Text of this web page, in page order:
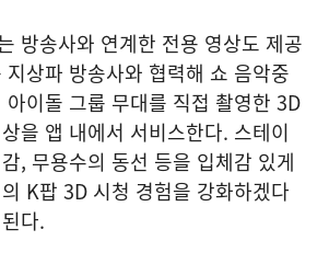
방송사와 연계한 전용 영상도 제공
상파 방송사와 협력해 쇼 음악중
이돌 그룹 무대를 직접 촬영한 3D
을 앱 내에서 서비스한다. 스테이
, 무용수의 동선 등을 입체감 있게
K팝 3D 시청 경험을 강화하겠다
다.